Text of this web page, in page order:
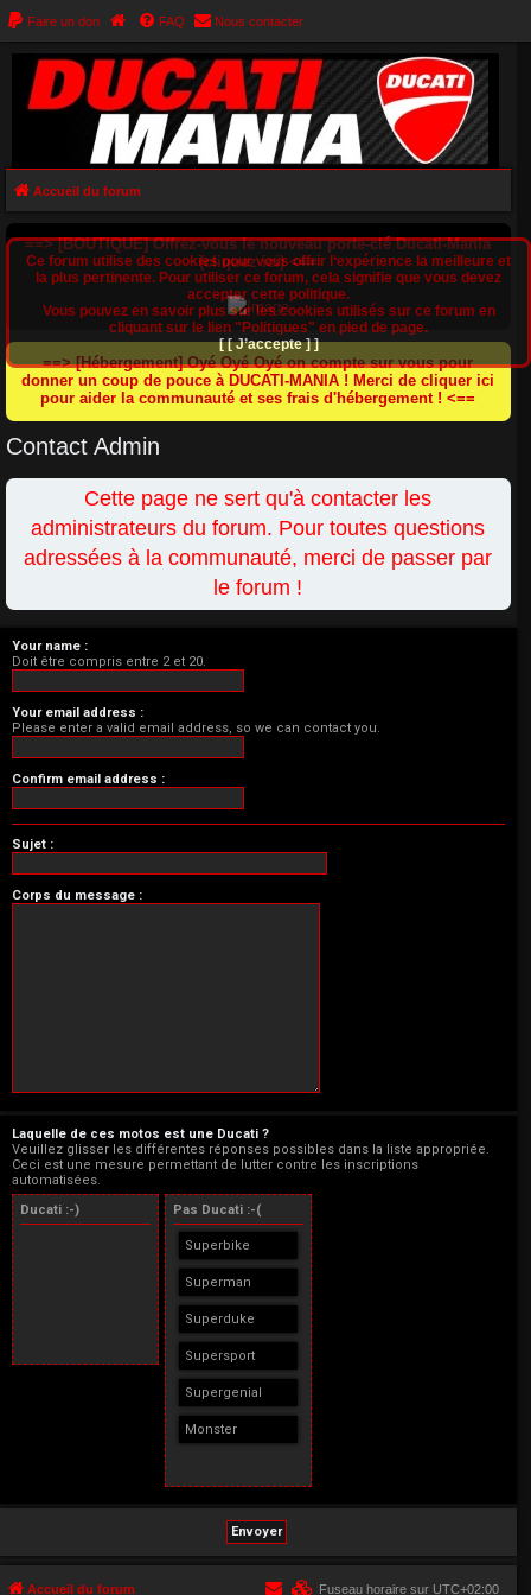
Faire un don FAQ Nous contacter
Accueil du forum
==> [BOUTIQUE] Offrez-vous le nouveau porte-clé Ducati-Mania
(cliquez ici) <==
==> [Hébergement] Oyé Oyé Oyé on compte sur vous pour
donner un coup de pouce à DUCATI-MANIA ! Merci de cliquer ici
pour aider la communauté et ses frais d'hébergement ! <==
Contact Admin
Cette page ne sert qu'à contacter les
administrateurs du forum. Pour toutes questions
adressées à la communauté, merci de passer par
le forum !
Your name :
Doit être compris entre 2 et 20.
Your email address :
Please enter a valid email address, so we can contact you.
Confirm email address :
Sujet :
Corps du message :
Laquelle de ces motos est une Ducati ?
Veuillez glisser les différentes réponses possibles dans la liste appropriée.
Ceci est une mesure permettant de lutter contre les inscriptions
automatisées.
Ducati :-)
Pas Ducati :-(
Superbike
Superman
Superduke
Supersport
Supergenial
Monster
Ce forum utilise des cookies pour vous offrir l‘expérience la meilleure et
la plus pertinente. Pour utiliser ce forum, cela signifie que vous devez
accepter cette politique.
Vous pouvez en savoir plus sur les cookies utilisés sur ce forum en
cliquant sur le lien "Politiques" en pied de page.
[ [ J’accepte ] ]
Accueil du forum Fuseau horaire sur UTC+02:00